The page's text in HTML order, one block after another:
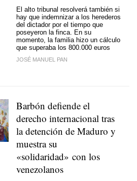
El alto tribunal resolverá también si
hay que indemnizar a los herederos
del dictador por el tiempo que
poseyeron la finca. En su
momento, la familia hizo un cálculo
que superaba los 800.000 euros
JOSÉ MANUEL PAN
Barbón defiende el
derecho internacional tras
la detención de Maduro y
muestra su
«solidaridad» con los
venezolanos